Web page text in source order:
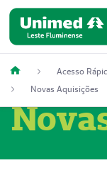
Acesso
Novas Aquisições